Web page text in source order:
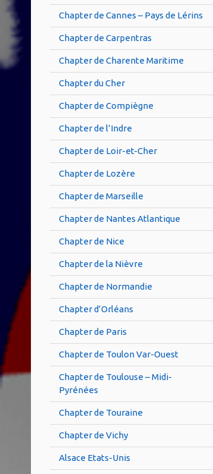
Chapter de Cannes – Pays de Lérins
Chapter de Carpentras
Chapter de Charente Maritime
Chapter du Cher
Chapter de Compiègne
Chapter de l’Indre
Chapter de Loir-et-Cher
Chapter de Lozère
Chapter de Marseille
Chapter de Nantes Atlantique
Chapter de Nice
Chapter de la Nièvre
Chapter de Normandie
Chapter d’Orléans
Chapter de Paris
Chapter de Toulon Var-Ouest
Chapter de Toulouse – Midi-
Pyrénées
Chapter de Touraine
Chapter de Vichy
Alsace Etats-Unis